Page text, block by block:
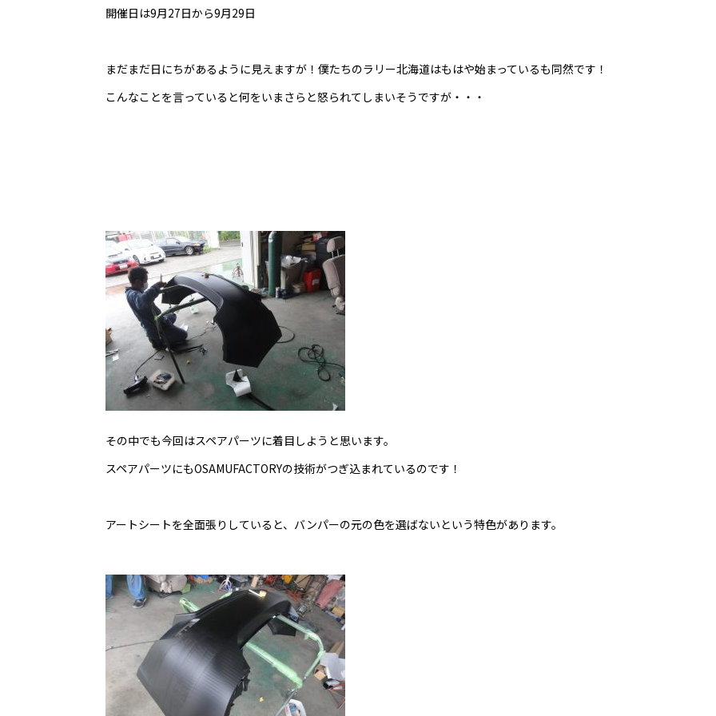
開催日は9月27日から9月29日
まだまだ日にちがあるように見えますが！僕たちのラリー北海道はもはや始まっているも同然です！
こんなことを言っていると何をいまさらと怒られてしまいそうですが・・・
その中でも今回はスペアパーツに着目しようと思います。
スペアパーツにもOSAMUFACTORYの技術がつぎ込まれているのです！
アートシートを全面張りしていると、バンパーの元の色を選ばないという特色があります。